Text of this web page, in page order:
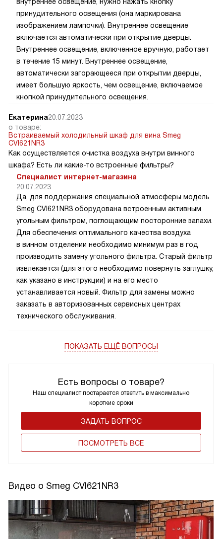
Есть вопросы о товаре?
Наш специалист постарается ответить в максимально
короткие сроки
ЗАДАТЬ ВОПРОС
ПОCМОТРЕТЬ ВСЕ
принудительного освещения (она маркирована
изображением лампочки). Внутреннее освещение
включается автоматически при открытие дверцы.
Внутреннее освещение, включенное вручную, работает
в течение 15 минут. Внутреннее освещение,
автоматически загорающееся при открытии дверцы,
имеет большую яркость, чем освещение, включаемое
кнопкой принудительного освещения.
Екатерина20.07.2023
о товаре:
Встраиваемый холодильный шкаф для вина Smeg
CVI621NR3
Как осуществляется очистка воздуха внутри винного
шкафа? Есть ли какие-то встроенные фильтры?
Специалист интернет-магазина
20.07.2023
Да, для поддержания специальной атмосферы модель
Smeg CVI621NR3 оборудована встроенным активным
угольным фильтром, поглощающим посторонние запахи.
Для обеспечения оптимального качества воздуха
в винном отделении необходимо минимум раз в год
производить замену угольного фильтра. Старый фильтр
извлекается (для этого необходимо повернуть заглушку,
как указано в инструкции) и на его место
устанавливается новый. Фильтр для замены можно
заказать в авторизованных сервисных центрах
технического обслуживания.
ПОКАЗАТЬ ЕЩЁ ВОПРОСЫ
Видео о Smeg CVI621NR3